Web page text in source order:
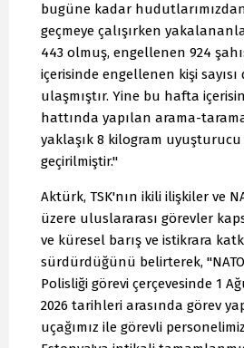
bugüne kadar
geçmeye çalışırken
443 olmuş, engellenen 924
içerisinde engellenen kişi sayısı
ulaşmıştır. Yine bu hafta
hattında yapılan arama-
yaklaşık 8 kilogram
geçirilmiştir."
Aktürk, TSK'nın ikili ilişkiler ve
üzere uluslararası görevler
ve küresel barış ve istikrara
sürdürdüğünü belirterek,
Polisliği görevi çerçevesinde 1
2026 tarihleri arasında görev
uçağımız ile görevli